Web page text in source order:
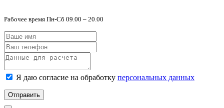
Рабочее время Пн-Сб 09.00 – 20.00
Я даю согласие на обработку персональных данных
Отправить